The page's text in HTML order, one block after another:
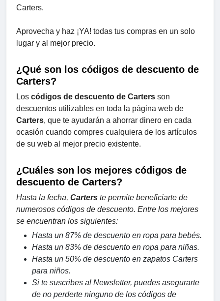
Carters.
Aprovecha y haz ¡YA! todas tus compras en un solo
lugar y al mejor precio.
¿Qué son los códigos de descuento de
Carters?
Los códigos de descuento de Carters son
descuentos utilizables en toda la página web de
Carters, que te ayudarán a ahorrar dinero en cada
ocasión cuando compres cualquiera de los artículos
de su web al mejor precio existente.
¿Cuáles son los mejores códigos de
descuento de Carters?
Hasta la fecha, Carters te permite beneficiarte de
numerosos códigos de descuento. Entre los mejores
se encuentran los siguientes:
Hasta un 87% de descuento en ropa para bebés.
Hasta un 83% de descuento en ropa para niñas.
Hasta un 50% de descuento en zapatos Carters
para niños.
Si te suscribes al Newsletter, puedes asegurarte
de no perderte ninguno de los códigos de